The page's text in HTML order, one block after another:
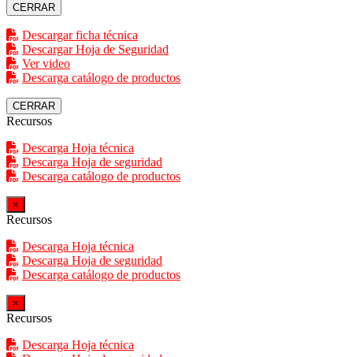
CERRAR
Descargar ficha técnica
Descargar Hoja de Seguridad
Ver video
Descarga catálogo de productos
CERRAR
Recursos
Descarga Hoja técnica
Descarga Hoja de seguridad
Descarga catálogo de productos
×
Recursos
Descarga Hoja técnica
Descarga Hoja de seguridad
Descarga catálogo de productos
×
Recursos
Descarga Hoja técnica